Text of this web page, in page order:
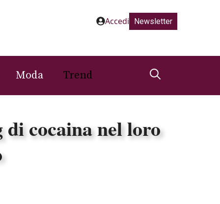
Accedi Newsletter
Moda Trend
di cocaina nel loro